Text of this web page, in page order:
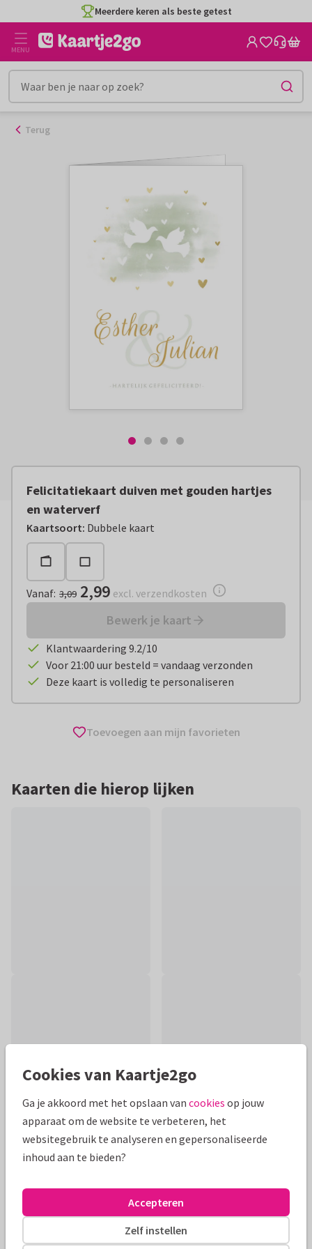
naar
inhoud
Meerdere keren als beste getest
MENU
Terug
Felicitatiekaart duiven met gouden hartjes
en waterverf
Kaartsoort: Dubbele kaart
Vanaf: € 2,99 excl. verzendkosten
Vanaf: 3,09 2,99 excl. verzendkosten
Bewerk je kaart
Klantwaardering 9.2/10
Voor 21:00 uur besteld = vandaag verzonden
Deze kaart is volledig te personaliseren
Toevoegen aan mijn favorieten
Kaarten die hierop lijken
Productinformatie
Stijlvolle felicitatiekaart voor een huwelijk met 2 duiven,
gouden hartjes en groene waterverf. Met ruimte voor de
namen van het bruidspaar!
Cookies van Kaartje2go
Ga je akkoord met het opslaan van cookies op jouw
apparaat om de website te verbeteren, het
websitegebruik te analyseren en gepersonaliseerde
inhoud aan te bieden?
Zelf instellen
Accepteren